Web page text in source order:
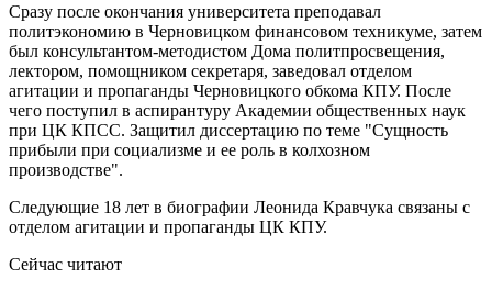
Сразу после окончания университета преподавал
политэкономию в Черновицком финансовом техникуме, затем
был консультантом-методистом Дома политпросвещения,
лектором, помощником секретаря, заведовал отделом
агитации и пропаганды Черновицкого обкома КПУ. После
чего поступил в аспирантуру Академии общественных наук
при ЦК КПСС. Защитил диссертацию по теме "Сущность
прибыли при социализме и ее роль в колхозном
производстве".
Следующие 18 лет в биографии Леонида Кравчука связаны с
отделом агитации и пропаганды ЦК КПУ.
Сейчас читают